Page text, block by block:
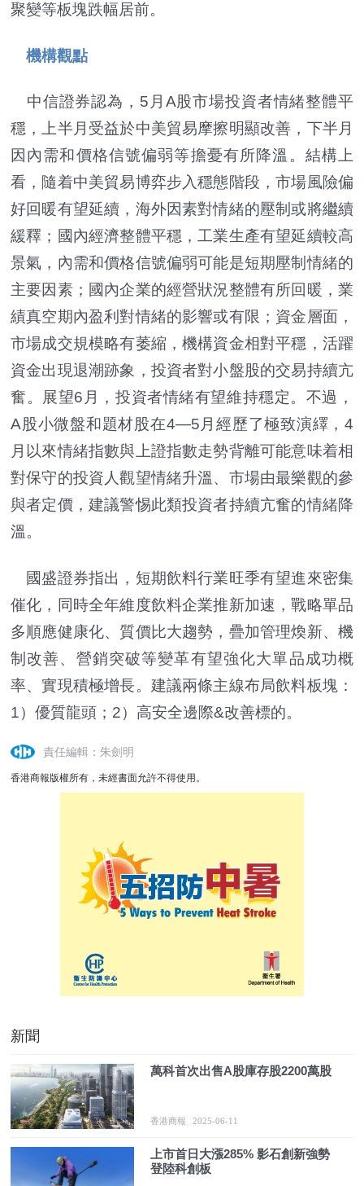
聚變等板塊跌幅居前。
機構觀點
中信證券認為，5月A股市場投資者情緒整體平
穩，上半月受益於中美貿易摩擦明顯改善，下半月
因內需和價格信號偏弱等擔憂有所降溫。結構上
看，隨着中美貿易博弈步入穩態階段，市場風險偏
好回暖有望延續，海外因素對情緒的壓制或將繼續
緩釋；國內經濟整體平穩，工業生產有望延續較高
景氣，內需和價格信號偏弱可能是短期壓制情緒的
主要因素；國內企業的經營狀況整體有所回暖，業
績真空期內盈利對情緒的影響或有限；資金層面，
市場成交規模略有萎縮，機構資金相對平穩，活躍
資金出現退潮跡象，投資者對小盤股的交易持續亢
奮。展望6月，投資者情緒有望維持穩定。不過，
A股小微盤和題材股在4—5月經歷了極致演繹，4
月以來情緒指數與上證指數走勢背離可能意味着相
對保守的投資人觀望情緒升溫、市場由最樂觀的參
與者定價，建議警惕此類投資者持續亢奮的情緒降
溫。
國盛證券指出，短期飲料行業旺季有望進來密集
催化，同時全年維度飲料企業推新加速，戰略單品
多順應健康化、質價比大趨勢，疊加管理煥新、機
制改善、營銷突破等變革有望強化大單品成功概
率、實現積極增長。建議兩條主線布局飲料板塊：
1）優質龍頭；2）高安全邊際&改善標的。
責任編輯：朱劍明
香港商報版權所有，未經書面允許不得使用。
新聞
萬科首次出售A股庫存股2200萬股
香港商報 2025-06-11
上市首日大漲285% 影石創新強勢
登陸科創板